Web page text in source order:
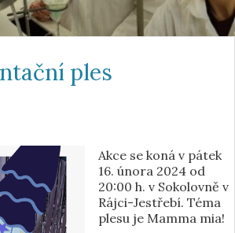
ples
Akce se koná v pátek
16. února 2024 od
20:00 h. v Sokolovně v
Rájci-Jestřebí. Téma
plesu je Mamma mia!